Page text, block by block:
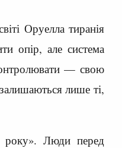
Оруелла тиранія
опір, але система
— свою
лише ті,
року». Люди перед